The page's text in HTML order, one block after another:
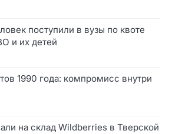
поступили в вузы по квоте
и их детей
1990 года: компромисс внутри
на склад Wildberries в Тверской